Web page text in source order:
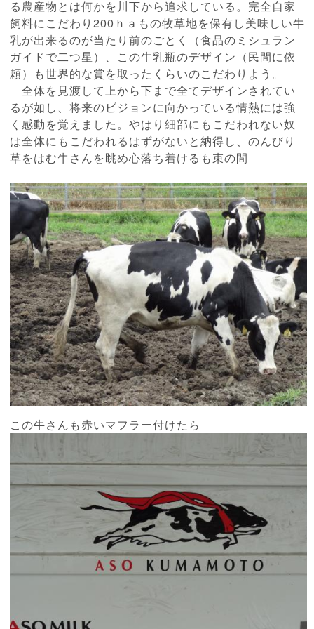
る農産物とは何かを川下から追求している。完全自家
飼料にこだわり200ｈａもの牧草地を保有し美味しい牛
乳が出来るのが当たり前のごとく（食品のミシュラン
ガイドで二つ星）、この牛乳瓶のデザイン（民間に依
頼）も世界的な賞を取ったくらいのこだわりよう。
全体を見渡して上から下まで全てデザインされてい
るが如し、将来のビジョンに向かっている情熱には強
く感動を覚えました。やはり細部にもこだわれない奴
は全体にもこだわれるはずがないと納得し、のんびり
草をはむ牛さんを眺め心落ち着けるも束の間
この牛さんも赤いマフラー付けたら